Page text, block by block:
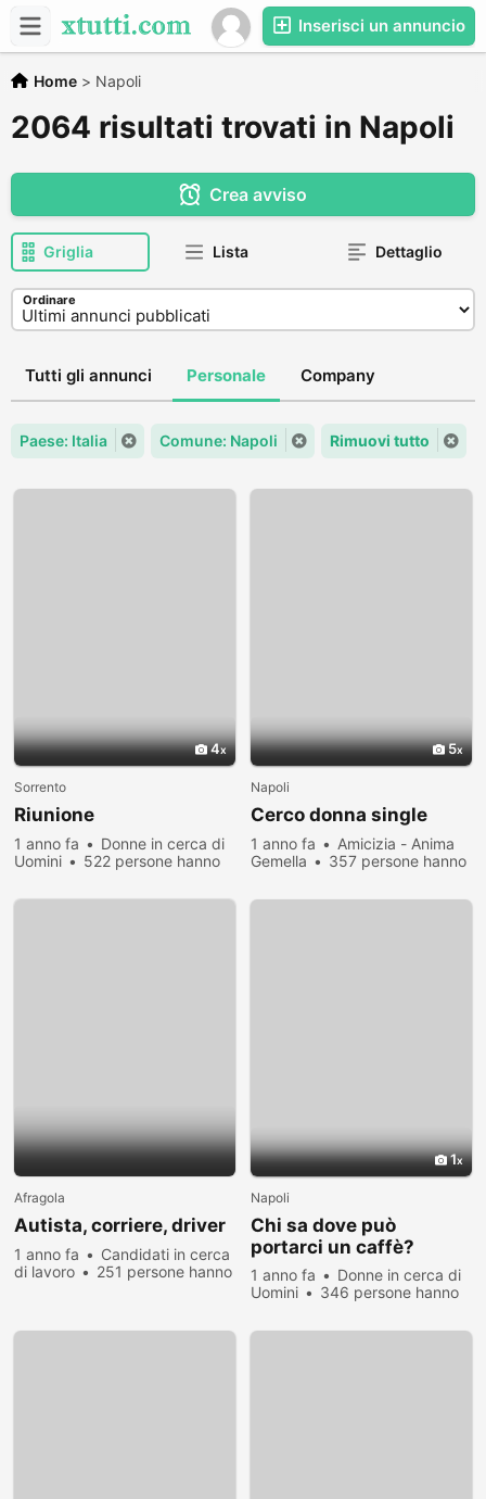
Inserisci un annuncio
Home > Napoli
2064 risultati trovati in Napoli
Crea avviso
Griglia Lista Dettaglio
Ordinare
Tutti gli annunci Personale Company
Paese: Italia Comune: Napoli Rimuovi tutto
4
Sorrento
Riunione
1 anno fa
Donne in cerca di
Uomini
522 persone hanno
5
Napoli
Cerco donna single
1 anno fa
Amicizia - Anima
Gemella
357 persone hanno
Afragola
Autista, corriere, driver
1 anno fa
Candidati in cerca
di lavoro
251 persone hanno
1
Napoli
Chi sa dove può
portarci un caffè?
1 anno fa
Donne in cerca di
Uomini
346 persone hanno